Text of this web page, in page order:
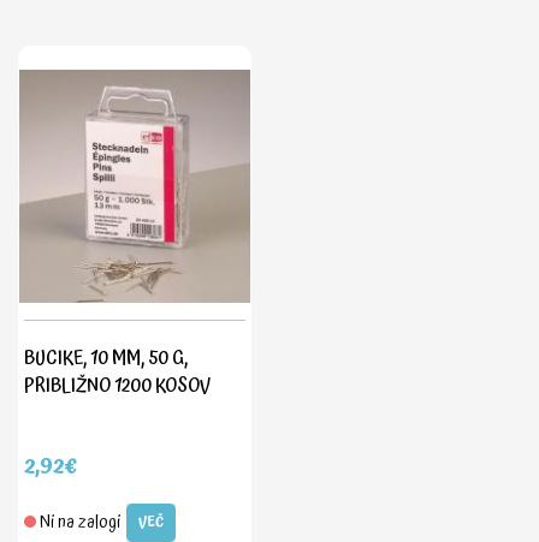
BUCIKE, 10 MM, 50 G,
PRIBLIŽNO 1200 KOSOV
2,92€
Ni na zalogi VEČ